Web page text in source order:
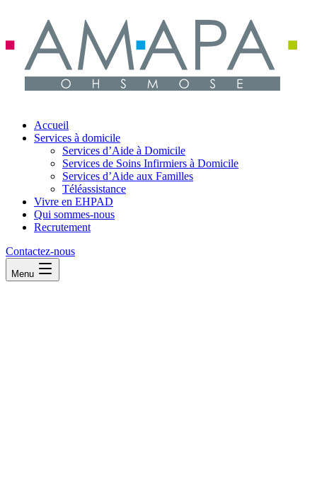
Accueil
Services à domicile
Services d’Aide à Domicile
Services de Soins Infirmiers à Domicile
Services d’Aide aux Familles
Téléassistance
Vivre en EHPAD
Qui sommes-nous
Recrutement
Contactez-nous
Menu